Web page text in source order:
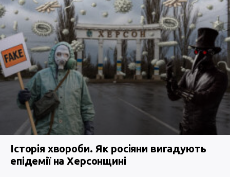
Історія хвороби. Як росіяни вигадують
епідемії на Херсонщині